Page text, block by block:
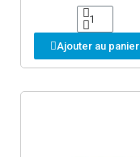
Ajouter au panier